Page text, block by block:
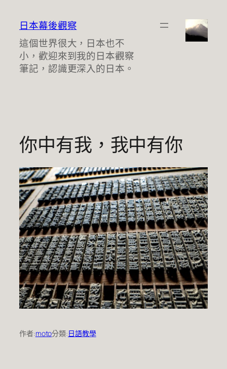
日本幕後觀察
這個世界很大，日本也不
小，歡迎來到我的日本觀察
筆記，認識更深入的日本。
你中有我，我中有你
作者:moto分類:日語教學